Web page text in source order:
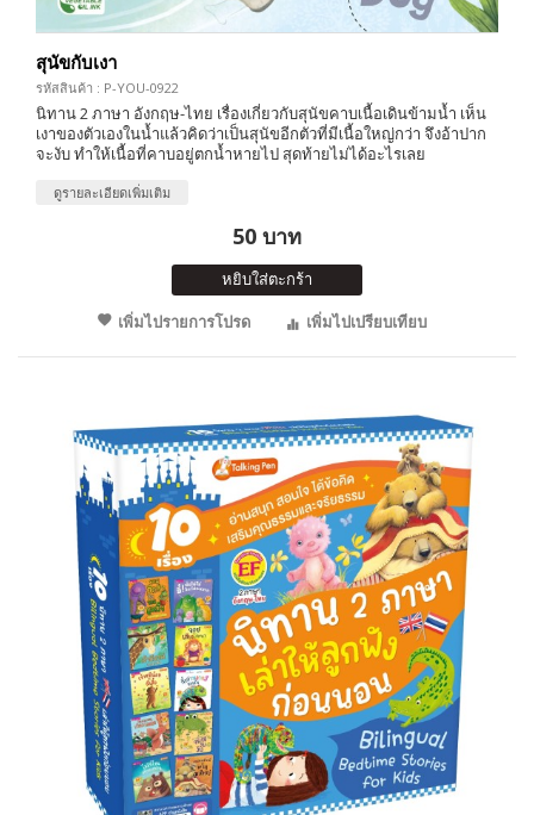
สุนัขกับเงา
รหัสสินค้า : P-YOU-0922
นิทาน 2 ภาษา อังกฤษ-ไทย เรื่องเกี่ยวกับสุนัขคาบเนื้อเดินข้ามน้ำ เห็น
เงาของตัวเองในน้ำแล้วคิดว่าเป็นสุนัขอีกตัวที่มีเนื้อใหญ่กว่า จึงอ้าปาก
จะงับ ทำให้เนื้อที่คาบอยู่ตกน้ำหายไป สุดท้ายไม่ได้อะไรเลย
ดูรายละเอียดเพิ่มเติม
50 บาท
หยิบใส่ตะกร้า
เพิ่มไปรายการโปรด
เพิ่มไปเปรียบเทียบ